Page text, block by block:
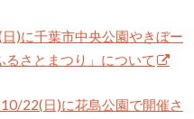
)に千葉市中央公園やきぼー
さとまつり」について
22(日)に花島公園で開催さ